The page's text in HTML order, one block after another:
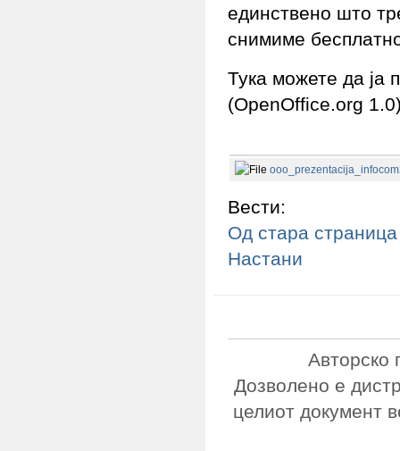
единствено што
снимиме
Тука можете да ја
(OpenOffice.org
Вести:
Од стара страница
Настани
Авторско
Дозволено е
целиот документ